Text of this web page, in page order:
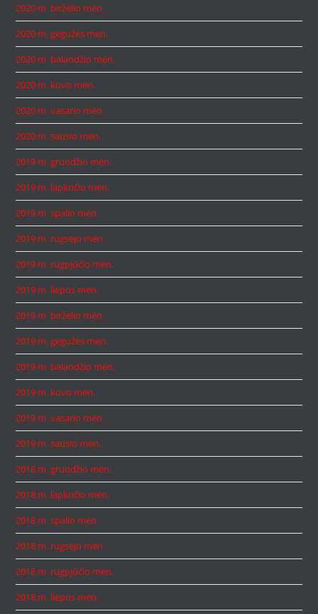
2020 m. birželio mėn.
2020 m. gegužės mėn.
2020 m. balandžio mėn.
2020 m. kovo mėn.
2020 m. vasario mėn.
2020 m. sausio mėn.
2019 m. gruodžio mėn.
2019 m. lapkričio mėn.
2019 m. spalio mėn.
2019 m. rugsėjo mėn.
2019 m. rugpjūčio mėn.
2019 m. liepos mėn.
2019 m. birželio mėn.
2019 m. gegužės mėn.
2019 m. balandžio mėn.
2019 m. kovo mėn.
2019 m. vasario mėn.
2019 m. sausio mėn.
2018 m. gruodžio mėn.
2018 m. lapkričio mėn.
2018 m. spalio mėn.
2018 m. rugsėjo mėn.
2018 m. rugpjūčio mėn.
2018 m. liepos mėn.